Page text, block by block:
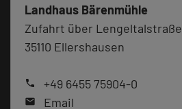
Landhaus Bärenmühle
Zufahrt über Lengeltalstraße
35110 Ellershausen
phone +49 6455 75904-0
mail Email